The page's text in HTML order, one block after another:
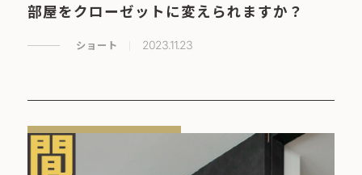
部屋をクローゼットに変えられますか？
ショート 2023.11.23